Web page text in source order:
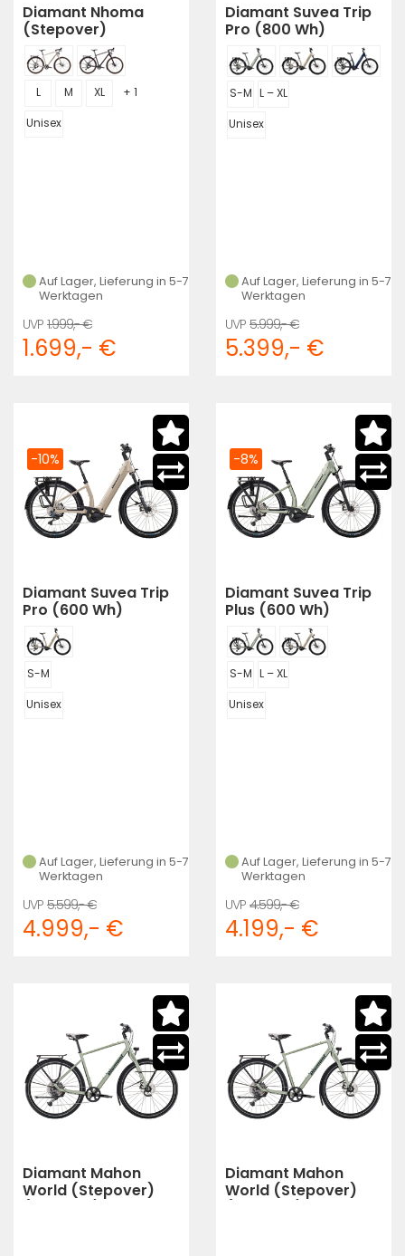
Diamant Nhoma
(Stepover)
L M XL
+ 1
Unisex
Auf Lager, Lieferung in 5-7
Werktagen
1.999,- €
1.699,- €
Diamant Suvea Trip
Pro (800 Wh)
S-M L – XL
Unisex
Auf Lager, Lieferung in 5-7
Werktagen
5.999,- €
5.399,- €
Diamant Suvea Trip
Pro (600 Wh)
S-M
Unisex
Auf Lager, Lieferung in 5-7
Werktagen
-10%
5.599,- €
4.999,- €
Diamant Suvea Trip
Plus (600 Wh)
S-M L – XL
Unisex
Auf Lager, Lieferung in 5-7
Werktagen
-8%
4.599,- €
4.199,- €
Diamant Mahon
World (Stepover)
Diamant Mahon
World (Stepover)